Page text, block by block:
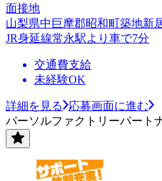
面接地
山梨県中巨摩郡昭和町築地新
JR身延線常永駅より車で7分
交通費支給
未経験OK
詳細を見る
応募画面に進む
パーソルファクトリーパート